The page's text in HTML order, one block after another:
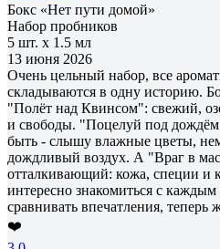
Бокс «Нет пути домой»
Набор пробников
5 шт. х 1.5 мл
13 июня 2026
Очень цельный набор, все
складываются в одну историю.
"Полёт над Квинсом": свежий,
и свободы. "Поцелуй под
быть - слышу влажные цветы,
дождливый воздух. А "Враг в
отталкивающий: кожа, специи и
интересно знакомиться с
сравнивать впечатления, теперь
❤️